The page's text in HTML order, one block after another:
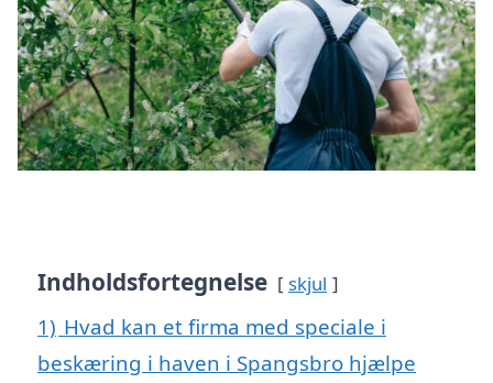
Indholdsfortegnelse skjul
1) Hvad kan et firma med speciale i
beskæring i haven i Spangsbro hjælpe